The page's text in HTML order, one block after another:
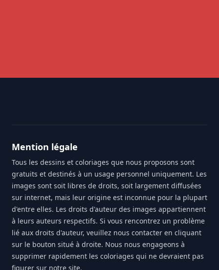
Mention légale
Tous les dessins et coloriages que nous proposons sont
gratuits et destinés à un usage personnel uniquement. Les
images sont soit libres de droits, soit largement diffusées
sur internet, mais leur origine est inconnue pour la plupart
d'entre elles. Les droits d'auteur des images appartiennent
à leurs auteurs respectifs. Si vous rencontrez un problème
lié aux droits d'auteur, veuillez nous contacter en cliquant
sur le bouton situé à droite. Nous nous engageons à
supprimer rapidement les coloriages qui ne devraient pas
figurer sur notre site.